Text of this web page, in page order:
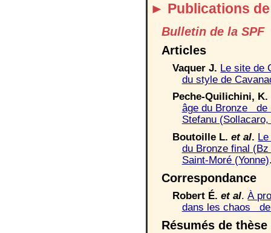
► Publications
Bulletin de la SPF
Articles
VaquerJ. Le site de
du style de
Peche-Quilichini, K.
âge du Bronze de
Stefanu
Boutoille L.et al.
du Bronze final
Saint-Moré (Yonne)
Correspondance
Robert É.et al.À
dans les chaos de
Résumés de thèse